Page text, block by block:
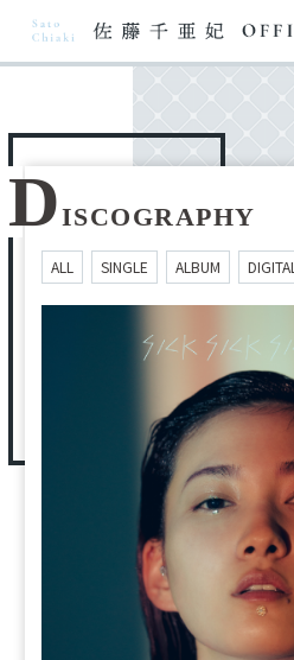
DISCOGRAPHY
ALL SINGLE ALBUM DIGITAL